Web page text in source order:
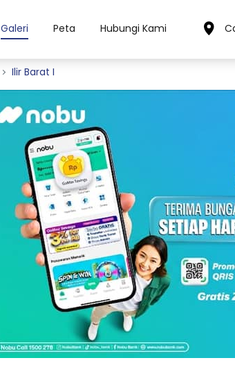
Galeri Peta Hubungi Kami
Ilir Barat I